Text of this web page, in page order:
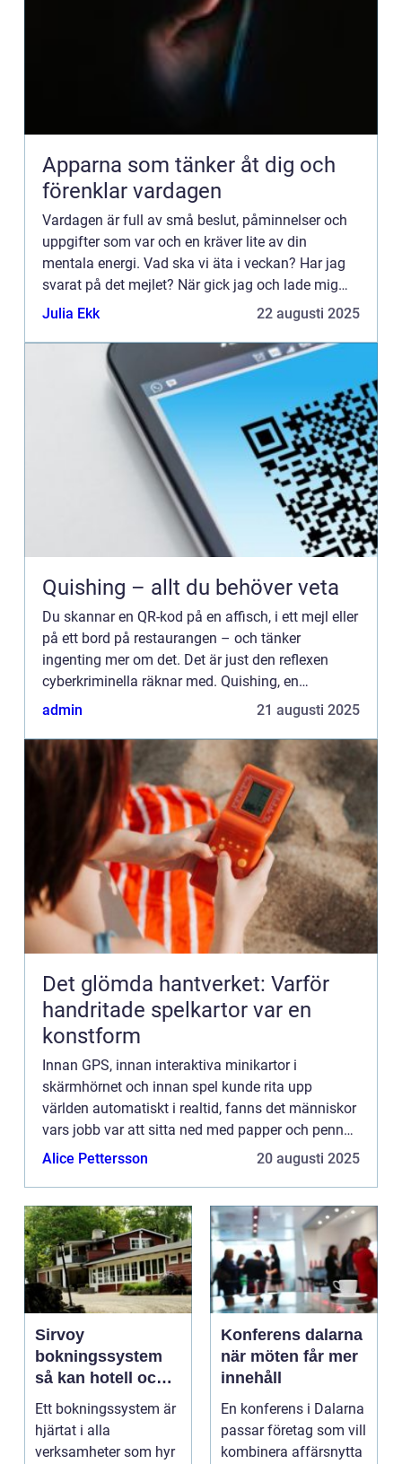
Apparna som tänker åt dig och
förenklar vardagen
Vardagen är full av små beslut, påminnelser och
uppgifter som var och en kräver lite av din
mentala energi. Vad ska vi äta i veckan? Har jag
svarat på det mejlet? När gick jag och lade mig
igår? Tillsammans...
Julia Ekk 22 augusti 2025
Quishing – allt du behöver veta
Du skannar en QR-kod på en affisch, i ett mejl eller
på ett bord på restaurangen – och tänker
ingenting mer om det. Det är just den reflexen
cyberkriminella räknar med. Quishing, en
sammanslagning av orden QR oc...
admin 21 augusti 2025
Det glömda hantverket: Varför
handritade spelkartor var en
konstform
Innan GPS, innan interaktiva minikartor i
skärmhörnet och innan spel kunde rita upp
världen automatiskt i realtid, fanns det människor
vars jobb var att sitta ned med papper och penna
och skapa kartor för hand. Inte kartor &o...
Alice Pettersson 20 augusti 2025
Sirvoy
bokningssystem
så kan hotell och
uthyrning ta nästa
steg
Ett bokningssystem är
hjärtat i alla
verksamheter som hyr
Konferens dalarna
när möten får mer
innehåll
En konferens i Dalarna
passar företag som vill
kombinera affärsnytta